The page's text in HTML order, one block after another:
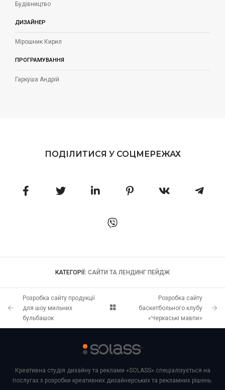
Будівництво
ДИЗАЙНЕР
Мірошник Кирил
ПРОГРАМУВАННЯ
Гаркуша Андрій
ПОДІЛИТИСЯ У СОЦМЕРЕЖАХ
КАТЕГОРІЇ: САЙТИ ТА ЛЕНДИНГ ПЕЙДЖ
Розробка сайту продукції
для шоу мильних
бульбашок
Розробка сайту
баскетбольного клубу
«Черкаські мавпи»
Креативна студія дизайну та реклами «SOLASS» спеціалізується на
послугах з розробки креативних дизайнерських та рекламних рішень.